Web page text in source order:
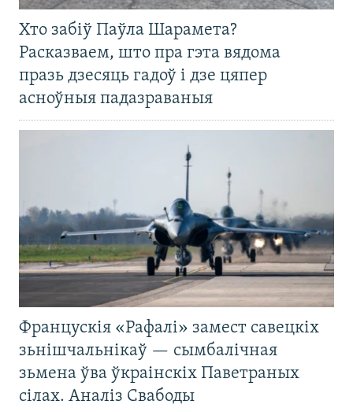
Хто забіў Паўла Шарамета?
Расказваем, што пра гэта вядома
празь дзесяць гадоў і дзе цяпер
асноўныя падазраваныя
Францускія «Рафалі» замест савецкіх
зьнішчальнікаў — сымбалічная
зьмена ўва ўкраінскіх Паветраных
сілах. Аналіз Свабоды